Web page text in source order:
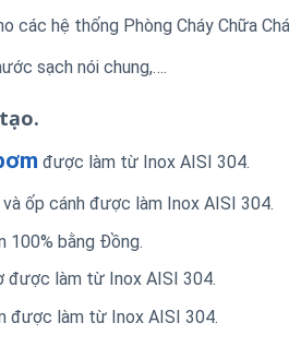
các hệ thống Phòng Cháy Chữa
sạch nói chung,….
được làm từ Inox AISI 304.
và ốp cánh được làm Inox AISI 304.
100% bằng Đồng.
được làm từ Inox AISI 304.
được làm từ Inox AISI 304.